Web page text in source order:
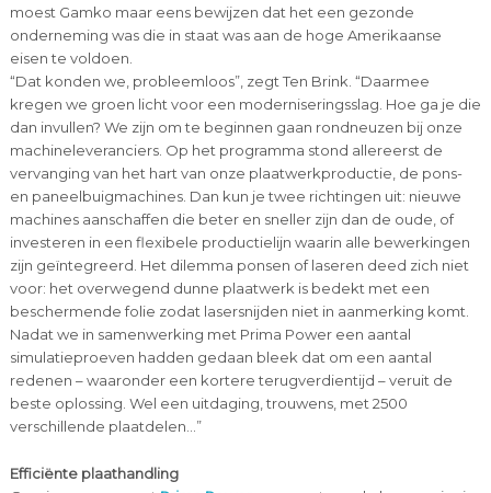
moest Gamko maar eens bewijzen dat het een gezonde
onderneming was die in staat was aan de hoge Amerikaanse
eisen te voldoen.
“Dat konden we, probleemloos”, zegt Ten Brink. “Daarmee
kregen we groen licht voor een moderniseringsslag. Hoe ga je die
dan invullen? We zijn om te beginnen gaan rondneuzen bij onze
machineleveranciers. Op het programma stond allereerst de
vervanging van het hart van onze plaatwerkproductie, de pons-
en paneelbuigmachines. Dan kun je twee richtingen uit: nieuwe
machines aanschaffen die beter en sneller zijn dan de oude, of
investeren in een flexibele productielijn waarin alle bewerkingen
zijn geïntegreerd. Het dilemma ponsen of laseren deed zich niet
voor: het overwegend dunne plaatwerk is bedekt met een
beschermende folie zodat lasersnijden niet in aanmerking komt.
Nadat we in samenwerking met Prima Power een aantal
simulatieproeven hadden gedaan bleek dat om een aantal
redenen – waaronder een kortere terugverdientijd – veruit de
beste oplossing. Wel een uitdaging, trouwens, met 2500
verschillende plaatdelen…”
Efficiënte plaathandling